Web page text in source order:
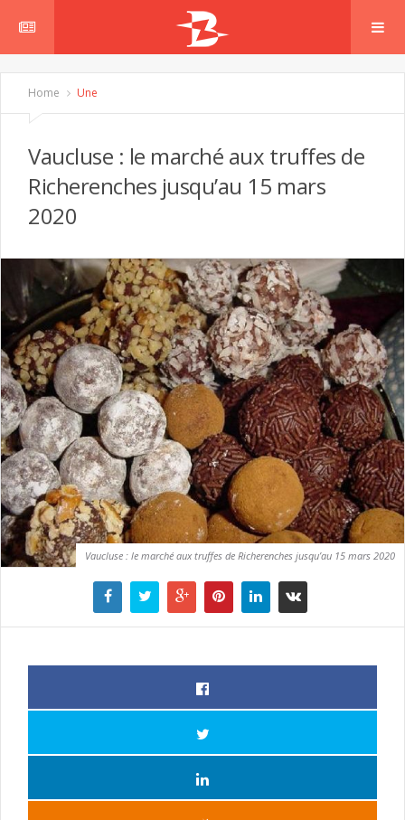
Home Une
Vaucluse : le marché aux truffes de
Richerenches jusqu’au 15 mars
2020
Vaucluse : le marché aux truffes de Richerenches jusqu’au 15 mars 2020